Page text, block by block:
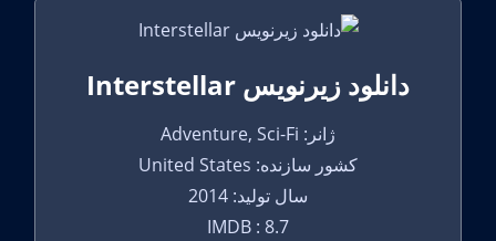
دانلود زیرنویس Interstellar
ژانر: Adventure, Sci-Fi
کشور سازنده: United States
سال تولید: 2014
IMDB : 8.7